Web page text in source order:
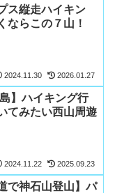
ス縦走ハイキン
ならこの７山！
2024.11.30 2026.01.27
】ハイキング行
てみたい西山周遊
2024.11.22 2025.09.23
で神石山登山】パ